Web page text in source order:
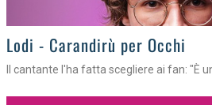
Lodi - Carandirù per Occhi
Il cantante l'ha fatta scegliere ai fan: "È